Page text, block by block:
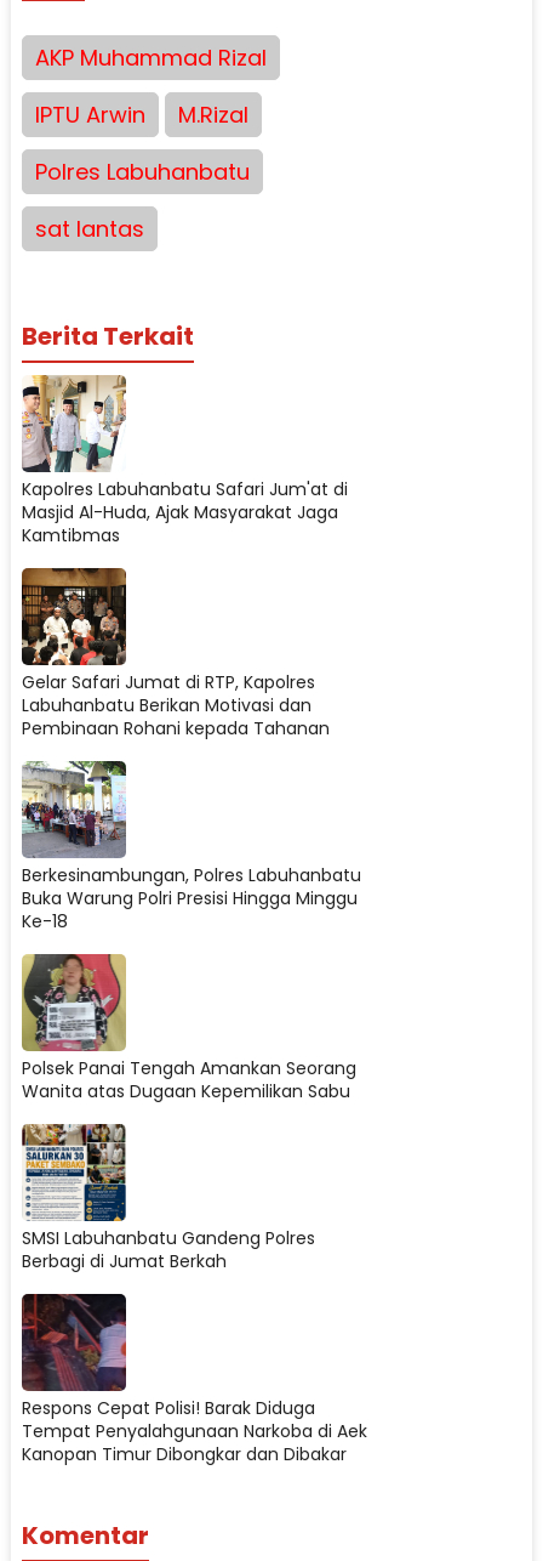
AKP Muhammad Rizal
IPTU Arwin
M.Rizal
Polres Labuhanbatu
sat lantas
Berita Terkait
Kapolres Labuhanbatu Safari Jum'at di
Masjid Al-Huda, Ajak Masyarakat Jaga
Kamtibmas
Gelar Safari Jumat di RTP, Kapolres
Labuhanbatu Berikan Motivasi dan
Pembinaan Rohani kepada Tahanan
Berkesinambungan, Polres Labuhanbatu
Buka Warung Polri Presisi Hingga Minggu
Ke-18
Polsek Panai Tengah Amankan Seorang
Wanita atas Dugaan Kepemilikan Sabu
SMSI Labuhanbatu Gandeng Polres
Berbagi di Jumat Berkah
Respons Cepat Polisi! Barak Diduga
Tempat Penyalahgunaan Narkoba di Aek
Kanopan Timur Dibongkar dan Dibakar
Komentar